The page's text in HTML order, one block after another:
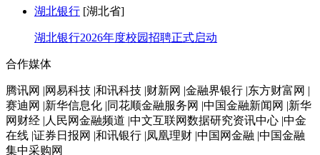
湖北银行 [湖北省]
湖北银行2026年度校园招聘正式启动
合作媒体
腾讯网 |网易科技 |和讯科技 |财新网 |金融界银行 |东方财富网 |
赛迪网 |新华信息化 |同花顺金融服务网 |中国金融新闻网 |新华
网财经 |人民网金融频道 |中文互联网数据研究资讯中心 |中金
在线 |证券日报网 |和讯银行 |凤凰理财 |中国网金融 |中国金融
集中采购网